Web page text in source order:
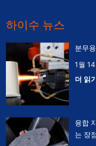
하이수 뉴스
분무
1월
더 읽
융합
는 장